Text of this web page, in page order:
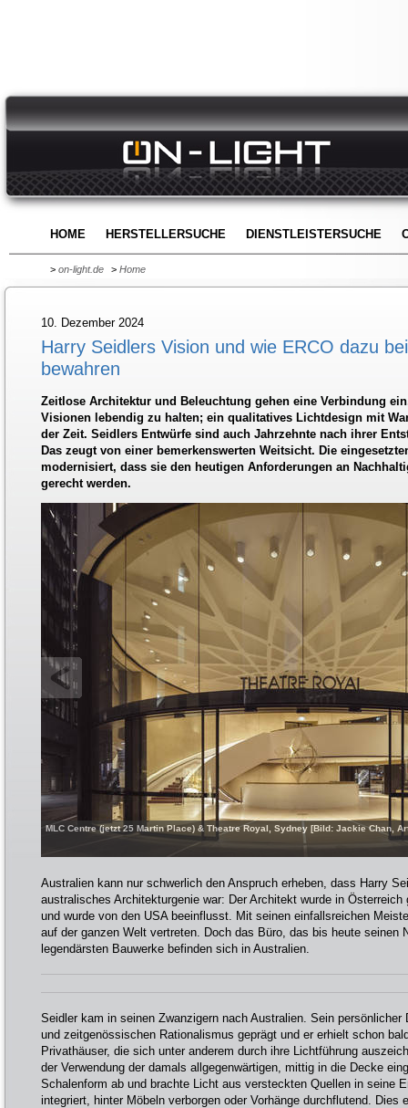
HOME HERSTELLERSUCHE DIENSTLEISTERSUCHE
> on-light.de > Home
10. Dezember 2024
Harry Seidlers Vision und wie ERCO dazu
bewahren
Zeitlose Architektur und Beleuchtung gehen eine Verbindung
Visionen lebendig zu halten; ein qualitatives Lichtdesign mit
der Zeit. Seidlers Entwürfe sind auch Jahrzehnte nach ihrer
Das zeugt von einer bemerkenswerten Weitsicht. Die
modernisiert, dass sie den heutigen Anforderungen an
gerecht werden.
MLC Centre (jetzt 25 Martin Place) & Theatre Royal, Sydney [Bild: Jackie Chan,
Australien kann nur schwerlich den Anspruch erheben, dass Harry
australisches Architekturgenie war: Der Architekt wurde in
und wurde von den USA beeinflusst. Mit seinen einfallsreichen
auf der ganzen Welt vertreten. Doch das Büro, das bis heute seinen
legendärsten Bauwerke befinden sich in Australien.
Seidler kam in seinen Zwanzigern nach Australien. Sein persönlicher
und zeitgenössischen Rationalismus geprägt und er erhielt schon
Privathäuser, die sich unter anderem durch ihre Lichtführung
der Verwendung der damals allgegenwärtigen, mittig in die Decke
Schalenform ab und brachte Licht aus versteckten Quellen in seine
integriert, hinter Möbeln verborgen oder Vorhänge durchflutend. Dies